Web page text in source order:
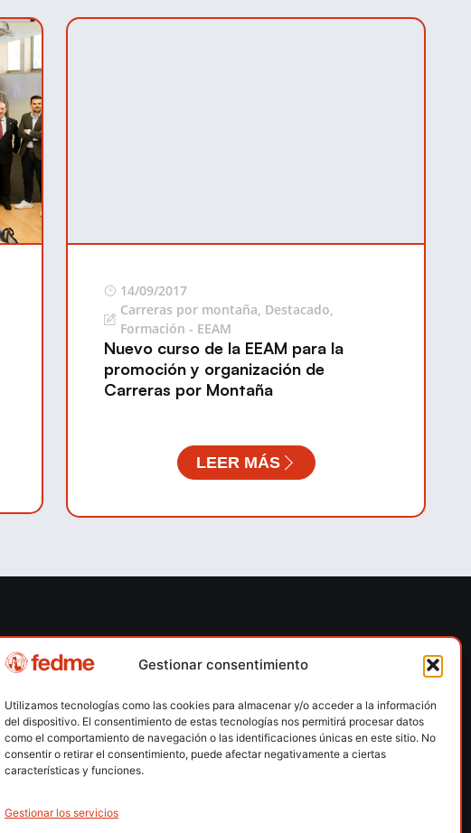
Gestionar consentimiento
Utilizamos tecnologías como las cookies para almacenar y/o acceder a la información
del dispositivo. El consentimiento de estas tecnologías nos permitirá procesar datos
como el comportamiento de navegación o las identificaciones únicas en este sitio. No
consentir o retirar el consentimiento, puede afectar negativamente a ciertas
características y funciones.
Gestionar los servicios
14/09/2017
Carreras por montaña, Destacado,
Formación - EEAM
Nuevo curso de la EEAM para la
promoción y organización de
Carreras por Montaña
LEER MÁS
Competiciones
Escalada en hielo
Esquí de montaña
Marcha Nórdica
Snowrunning / Skysnow
Barcelona
fedme@fedme.es
934 264 267